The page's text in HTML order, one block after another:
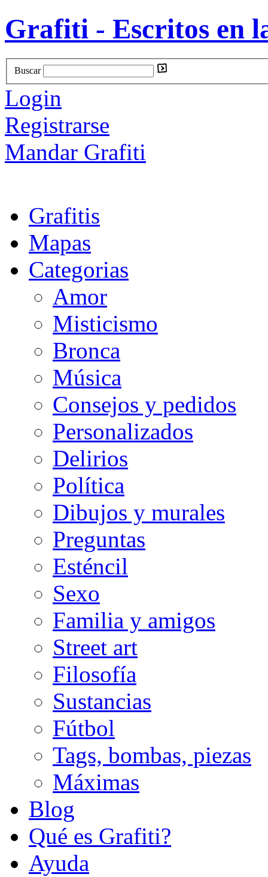
Grafiti - Escritos en
Buscar
Login
Registrarse
Mandar Grafiti
Grafitis
Mapas
Categorias
Amor
Misticismo
Bronca
Música
Consejos y pedidos
Personalizados
Delirios
Política
Dibujos y murales
Preguntas
Esténcil
Sexo
Familia y amigos
Street art
Filosofía
Sustancias
Fútbol
Tags, bombas, piezas
Máximas
Blog
Qué es Grafiti?
Ayuda